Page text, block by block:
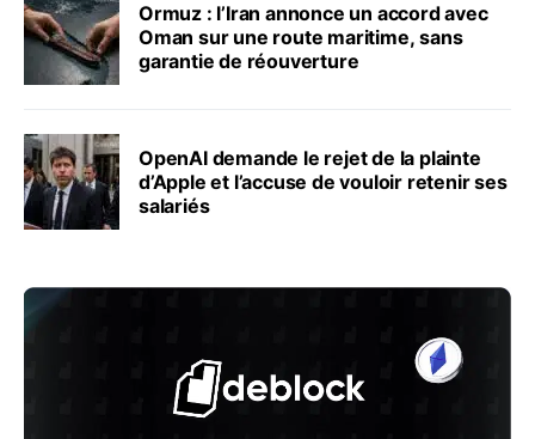
Ormuz : l’Iran annonce un accord avec
Oman sur une route maritime, sans
garantie de réouverture
OpenAI demande le rejet de la plainte
d’Apple et l’accuse de vouloir retenir ses
salariés